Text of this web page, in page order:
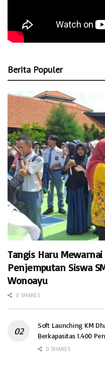
Berita Populer
Tangis Haru Mewarnai
Penjemputan Siswa
Wonoayu
0 SHARES
Soft Launching KM
Berkapasitas 1.400
0 SHARES